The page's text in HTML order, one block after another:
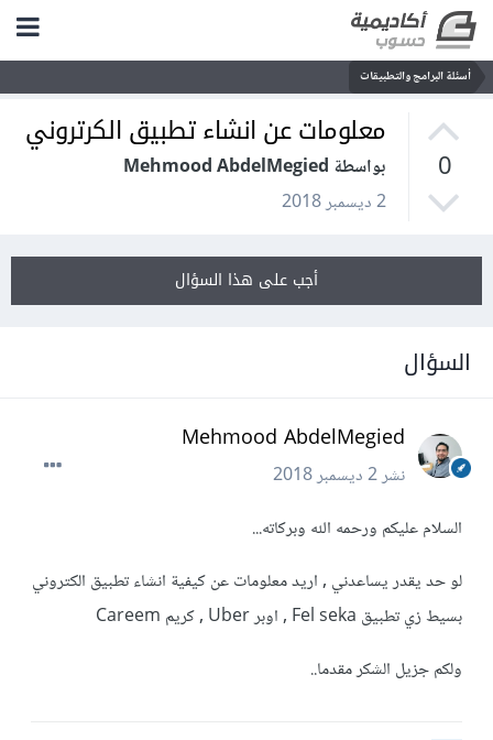
أسئلة البرامج والتطبيقات
0
معلومات عن انشاء تطبيق الكرتروني
بواسطة Mehmood AbdelMegied
2 ديسمبر 2018
أجب على هذا السؤال
السؤال
Mehmood AbdelMegied
نشر2 ديسمبر 2018
السلام عليكم ورحمه الله وبركاته...
لو حد يقدر يساعدني , اريد معلومات عن كيفية انشاء تطبيق الكتروني
بسيط زي تطبيق Fel seka , اوبر Uber , كريم Careem
ولكم جزيل الشكر مقدما..